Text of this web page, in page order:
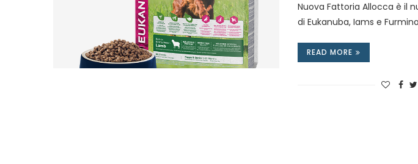
Nuova Fattoria Allocca è il
di Eukanuba, Iams e
READ MORE